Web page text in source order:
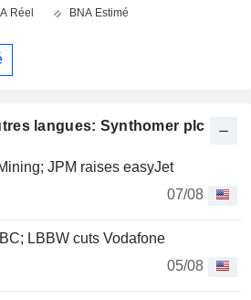
langues: Synthomer plc
JPM raises easyJet
07/08
LBBW cuts Vodafone
05/08